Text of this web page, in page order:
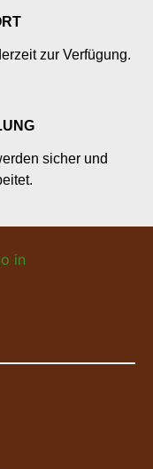
zur Verfügung.
sicher und